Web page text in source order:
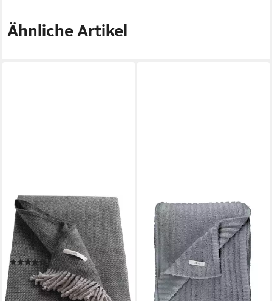
Ähnliche Artikel
ESPRIT
Wohndecke Jade, aus
recycelter Baumwolle,
Kuscheldecke
(12)
64,99 €
lieferbar - in 2-3 Werktagen bei dir